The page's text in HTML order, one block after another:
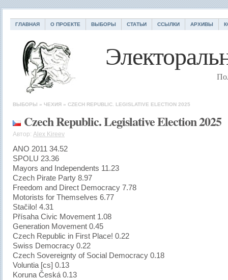
ГЛАВНАЯ О ПРОЕКТЕ ВЫБОРЫ СТАТЬИ ССЫЛКИ АРХИВЫ
ВЫБОРЫ » ЧЕХИЯ » CZECH REPUBLIC. LEGISLATIVE ELECTION 2025
Czech Republic. Legislative Election 2025
Автор: Alex Kireev
ANO 2011 34.52
SPOLU 23.36
Mayors and Independents 11.23
Czech Pirate Party 8.97
Freedom and Direct Democracy 7.78
Motorists for Themselves 6.77
Stačilo! 4.31
Přísaha Civic Movement 1.08
Generation Movement 0.45
Czech Republic in First Place! 0.22
Swiss Democracy 0.22
Czech Sovereignty of Social Democracy 0.18
Voluntia [cs] 0.13
Koruna Česká 0.13